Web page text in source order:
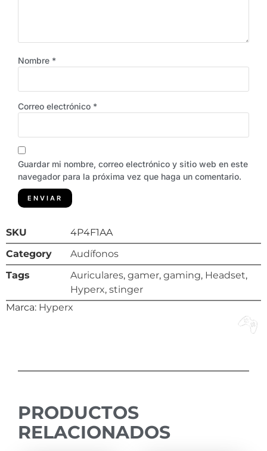
Nombre *
Correo electrónico *
Guardar mi nombre, correo electrónico y sitio web en este
navegador para la próxima vez que haga un comentario.
SKU
4P4F1AA
Category
Audífonos
Tags
Auriculares, gamer, gaming, Headset,
Hyperx, stinger
Marca: Hyperx
PRODUCTOS
RELACIONADOS